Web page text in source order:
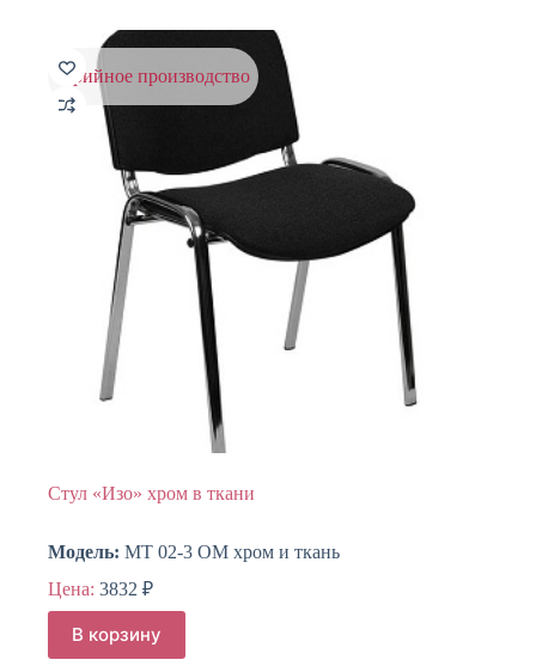
серийное производство
Стул «Изо» хром в ткани
Модель: МТ 02-3 ОМ хром и ткань
Цена: 3832 ₽
В корзину